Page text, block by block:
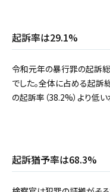
起訴率は29.1%
令和元年の暴行罪の起訴
でした。全体に占める起訴
の起訴率（38.2%）より低い
起訴猶予率は68.3%